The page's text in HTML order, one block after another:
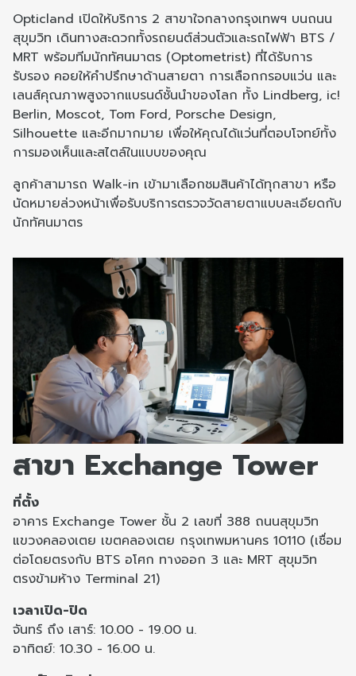
Opticland เปิดให้บริการ 2 สาขาใจกลางกรุงเทพฯ บนถนน
สุขุมวิท เดินทางสะดวกทั้งรถยนต์ส่วนตัวและรถไฟฟ้า BTS /
MRT พร้อมทีมนักทัศนมาตร (Optometrist) ที่ได้รับการ
รับรอง คอยให้คำปรึกษาด้านสายตา การเลือกกรอบแว่น และ
เลนส์คุณภาพสูงจากแบรนด์ชั้นนำของโลก ทั้ง Lindberg, ic!
Berlin, Moscot, Tom Ford, Porsche Design,
Silhouette และอีกมากมาย เพื่อให้คุณได้แว่นที่ตอบโจทย์ทั้ง
การมองเห็นและสไตล์ในแบบของคุณ
ลูกค้าสามารถ Walk-in เข้ามาเลือกชมสินค้าได้ทุกสาขา หรือ
นัดหมายล่วงหน้าเพื่อรับบริการตรวจวัดสายตาแบบละเอียดกับ
นักทัศนมาตร
สาขา Exchange Tower
ที่ตั้ง
อาคาร Exchange Tower ชั้น 2 เลขที่ 388 ถนนสุขุมวิท
แขวงคลองเตย เขตคลองเตย กรุงเทพมหานคร 10110 (เชื่อม
ต่อโดยตรงกับ BTS อโศก ทางออก 3 และ MRT สุขุมวิท
ตรงข้ามห้าง Terminal 21)
เวลาเปิด-ปิด
จันทร์ ถึง เสาร์: 10.00 - 19.00 น.
อาทิตย์: 10.30 - 16.00 น.